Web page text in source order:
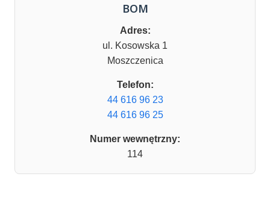
BOM
Adres:
ul. Kosowska 1
Moszczenica
Telefon:
44 616 96 23
44 616 96 25
Numer wewnętrzny:
114